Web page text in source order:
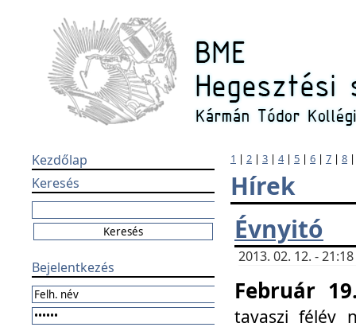
Kezdőlap
Keresés
Bejelentkezés
1 | 2 | 3 | 4| 5 | 6 | 7 | 8
Hírek
Évnyitó
2013. 02. 12. -
Február
tavaszi félév